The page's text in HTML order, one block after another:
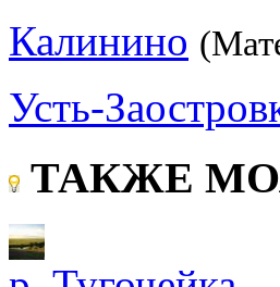
Калинино
Усть-
ТАКЖЕ